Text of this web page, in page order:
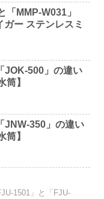
「MMP-W031」
ー ステンレスミ
JOK-500」の違い
筒】
JNW-350」の違い
筒】
1501」と「FJU-